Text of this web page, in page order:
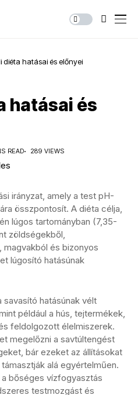
diéta hatásai és előnyei
hatásai és
READ 289 VIEWS
irányzat, amely a test pH-
összpontosít. A diéta célja,
lúgos tartományban (7,35-
zöldségekből,
és bizonyos
lúgosító hatásúnak
hatásúnak vélt
például a hús, tejtermékek,
feldolgozott élelmiszerek.
megelőzni a savtúltengést
bár ezeket az állításokat
alá egyértelműen.
bőséges vízfogyasztás
testmozgást és